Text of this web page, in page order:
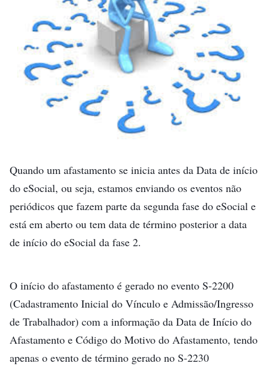
Quando um afastamento se inicia antes da Data de início
do eSocial, ou seja, estamos enviando os eventos não
periódicos que fazem parte da segunda fase do eSocial e
está em aberto ou tem data de término posterior a data
de início do eSocial da fase 2.
O início do afastamento é gerado no evento S-2200
(Cadastramento Inicial do Vínculo e Admissão/Ingresso
de Trabalhador) com a informação da Data de Início do
Afastamento e Código do Motivo do Afastamento, tendo
apenas o evento de término gerado no S-2230